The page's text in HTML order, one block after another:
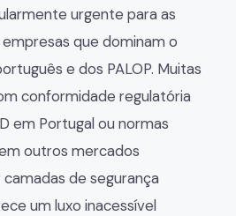
urgente para as
que dominam o
e dos PALOP. Muitas
conformidade regulatória
em Portugal ou normas
outros mercados
de segurança
um luxo inacessível